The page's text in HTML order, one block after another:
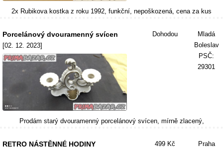
2x Rubikova kostka z roku 1992, funkční, nepoškozená, cena za kus
Porcelánový dvouramenný svícen
[02. 12. 2023]
Dohodou
Mladá
Boleslav
PSČ:
29301
Prodám starý dvouramenný porcelánový svícen, mírně zlacený,
RETRO NÁSTĚNNÉ HODINY 499 Kč
Praha